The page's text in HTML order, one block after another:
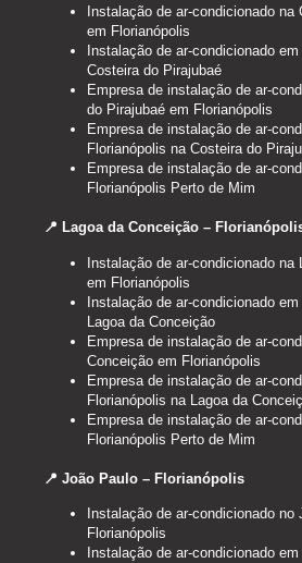
Instalação de ar-condicionado na
em Florianópolis
Instalação de ar-condicionado
Costeira do Pirajubaé
Empresa de instalação de ar-
do Pirajubaé em Florianópolis
Empresa de instalação de ar-
Florianópolis na Costeira do
Empresa de instalação de ar-
Florianópolis Perto de Mim
📍 Lagoa da Conceição –
Instalação de ar-condicionado na
em Florianópolis
Instalação de ar-condicionado
Lagoa da Conceição
Empresa de instalação de ar-
Conceição em Florianópolis
Empresa de instalação de ar-
Florianópolis na Lagoa da
Empresa de instalação de ar-
Florianópolis Perto de Mim
📍 João Paulo – Florianópolis
Instalação de ar-condicionado no
Florianópolis
Instalação de ar-condicionado